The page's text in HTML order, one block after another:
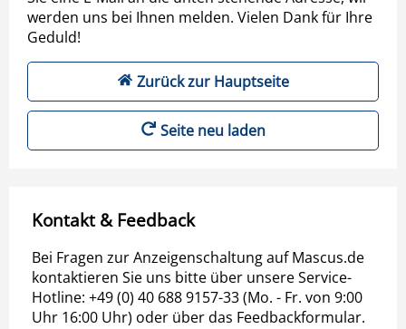
werden uns bei Ihnen melden. Vielen Dank für Ihre
Geduld!
Zurück zur Hauptseite
Seite neu laden
Kontakt & Feedback
Bei Fragen zur Anzeigenschaltung auf Mascus.de
kontaktieren Sie uns bitte über unsere Service-
Hotline: +49 (0) 40 688 9157-33 (Mo. - Fr. von 9:00
Uhr 16:00 Uhr) oder über das Feedbackformular.